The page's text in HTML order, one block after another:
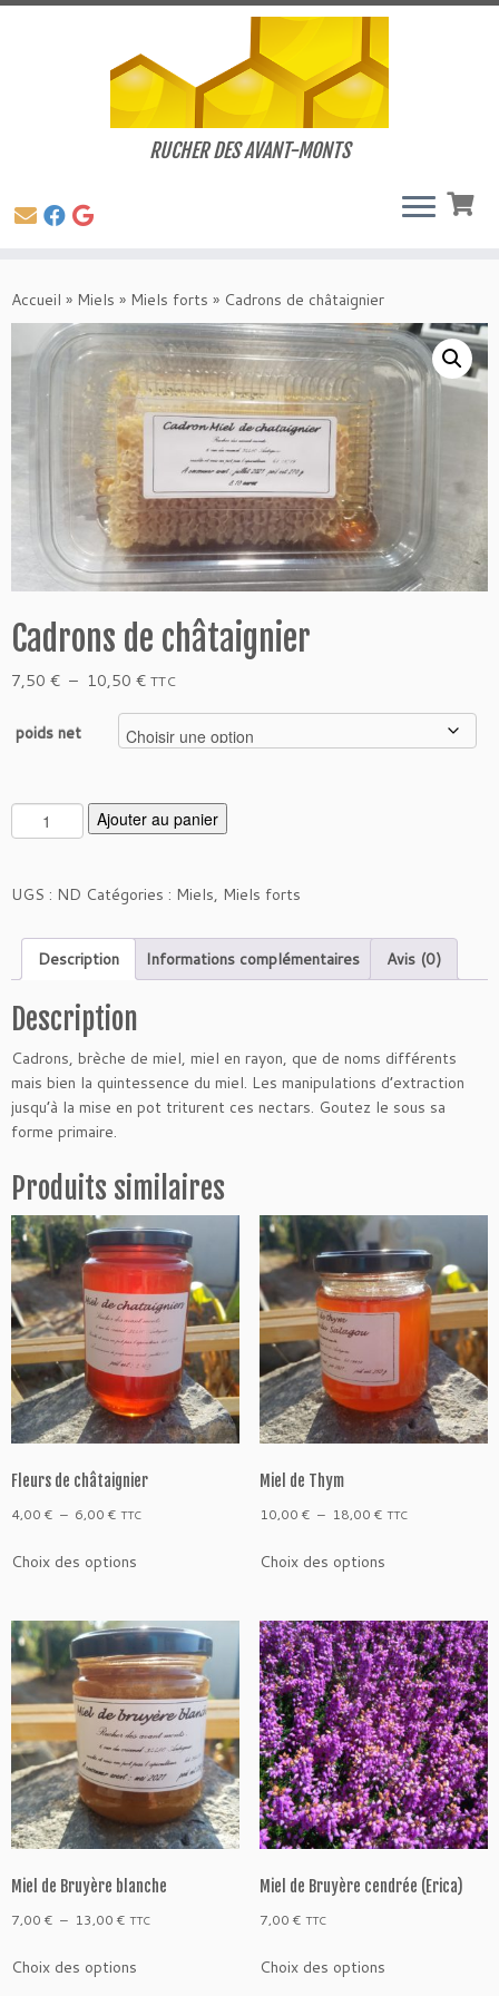
au
contenu
RUCHER DES AVANT-MONTS
Accueil » Miels » Miels forts » Cadrons de châtaignier
Cadrons de châtaignier
7,50 € – 10,50 €Plage
prix :
7,50 €
10,50 €
TTC
poids net
u
n
é
d
e
C
a
d
r
n
s
d
e
c
h
â
t
a
i
g
i
Ajouter au panier
UGS : ND Catégories : Miels, Miels forts
Description Informations complémentaires Avis (0)
Description
Cadrons, brèche de miel, miel en rayon, que de noms différents
mais bien la quintessence du miel. Les manipulations d’extraction
jusqu’à la mise en pot triturent ces nectars. Goutez le sous sa
forme primaire.
Produits similaires
Fleurs de châtaignier
4,00 € – 6,00 € Plage
prix :
6,00 €
TTC
Choix des options
plusieurs
variations.
Les
options
peuvent
être
choisies
sur
la
page
produit
Miel de Thym
10,00 € – 18,00 €Plage
prix :
18,00 €
TTC
Choix des optionsproduit
plusieurs
variations.
Les
options
peuvent
être
choisies
sur
la
page
produit
Miel de Bruyère blanche
7,00 € – 13,00 € Plage
prix :
TTC
Choix des options
Miel de Bruyère cendrée (Erica)
7,00 € TTC
Choix des optionsproduit